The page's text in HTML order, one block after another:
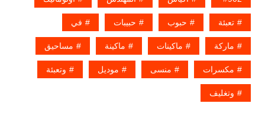
تعبئة حبوب حبيبات في
ماركة ماكينات ماكينة مساحيق
مكسرات منسى موديل وتعبئة
وتغليف